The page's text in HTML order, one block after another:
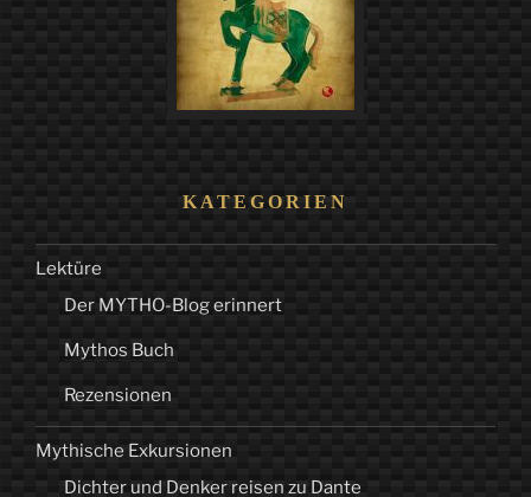
KATEGORIEN
Lektüre
Der MYTHO-Blog erinnert
Mythos Buch
Rezensionen
Mythische Exkursionen
Dichter und Denker reisen zu Dante